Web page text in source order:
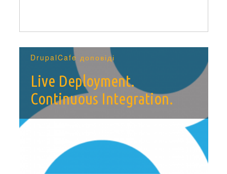
DrupalCafe доповіді
Live Deployment.
Continuous Integration.